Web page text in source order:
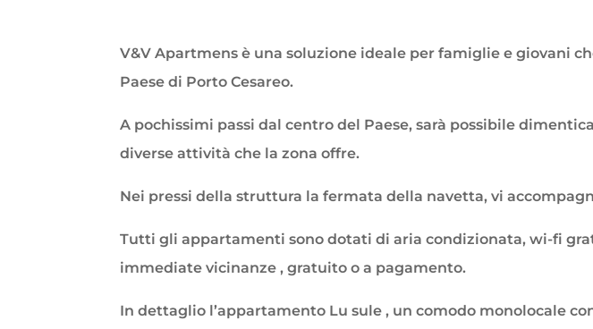
V&V Apartmens è una soluzione ideale per famiglie e giovani
Paese di Porto Cesareo.
A pochissimi passi dal centro del Paese, sarà possibile
diverse attività che la zona offre.
Nei pressi della struttura la fermata della navetta, vi
Tutti gli appartamenti sono dotati di aria condizionata, wi-fi
immediate vicinanze , gratuito o a pagamento.
In dettaglio l’appartamento Lu sule , un comodo monolocale